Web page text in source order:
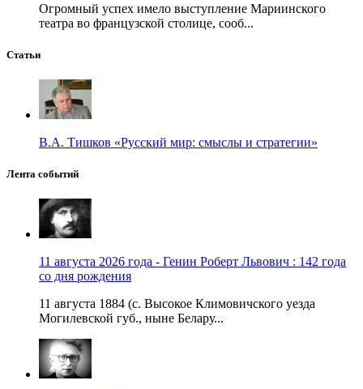
Огромный успех имело выступление Мариинского
театра во французской столице, сооб...
Статьи
В.А. Тишков «Русский мир: смыслы и стратегии»
Лента событий
11 августа 2026 года - Генин Роберт Львович : 142 года
со дня рождения
11 августа 1884 (с. Высокое Климовичского уезда
Могилевской губ., ныне Белару...